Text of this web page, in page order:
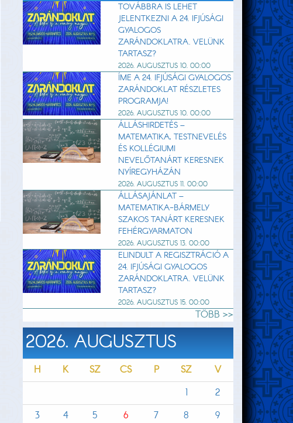
TOVÁBBRA IS LEHET
JELENTKEZNI A 24. IFJÚSÁGI
GYALOGOS
ZARÁNDOKLATRA. VELÜNK
TARTASZ?
2026. AUGUSZTUS 10. 00:00
ÍME A 24. IFJÚSÁGI GYALOGOS
ZARÁNDOKLAT RÉSZLETES
PROGRAMJA!
2026. AUGUSZTUS 10. 00:00
ÁLLÁSHIRDETÉS –
MATEMATIKA, TESTNEVELÉS
ÉS KOLLÉGIUMI
NEVELŐTANÁRT KERESNEK
NYÍREGYHÁZÁN
2026. AUGUSZTUS 11. 00:00
ÁLLÁSAJÁNLAT –
MATEMATIKA-BÁRMELY
SZAKOS TANÁRT KERESNEK
FEHÉRGYARMATON
2026. AUGUSZTUS 13. 00:00
ELINDULT A REGISZTRÁCIÓ A
24. IFJÚSÁGI GYALOGOS
ZARÁNDOKLATRA. VELÜNK
TARTASZ?
2026. AUGUSZTUS 15. 00:00
TÖBB >>
2026. AUGUSZTUS
H K SZ CS P SZ
V
1
2
3
4 5 6 7 8
9